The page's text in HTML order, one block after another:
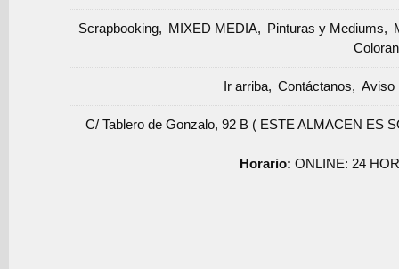
Scrapbooking MIXED MEDIA Pinturas y Mediums
Ir arriba Contáctanos Aviso
C/ Tablero de Gonzalo, 92 B ( ESTE ALMACEN ES
Horario:ONLINE: 24